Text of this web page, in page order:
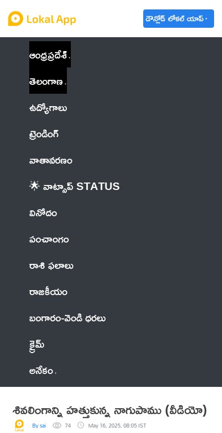
డౌన్లోడ్ లోకల్ యాప్
ఆంధ్రప్రదేశ్
తెలంగాణ
ఉద్యోగాలు
ట్రెండింగ్
వాతావరణం
🌟 వాట్సాప్ STATUS
వినోదం
పంచాంగం
రాశి ఫలాలు
రాజకీయం
బంగారం-వెండి ధరలు
క్రైమ్
అనేకం
శివలింగాన్ని హత్తుకున్న నాగుపాము (వీడియో)
By sai 74 May 16, 2025, 08:05 IST